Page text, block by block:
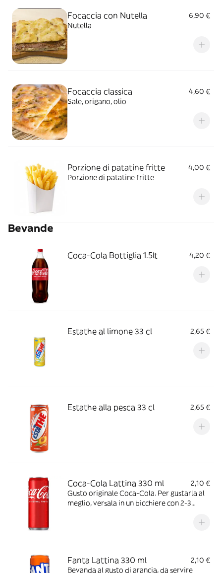
Focaccia con Nutella
6,90 €
Nutella
Focaccia classica
4,60 €
Sale, origano, olio
Porzione di patatine fritte
4,00 €
Porzione di patatine fritte
Bevande
Coca-Cola Bottiglia 1.5lt 4,20 €
Estathe al limone 33 cl 2,65 €
Estathe alla pesca 33 cl 2,65 €
Coca-Cola Lattina 330 ml
2,10 €
Gusto originale Coca-Cola. Per gustarla al
meglio, versala in un bicchiere con 2-3
Fanta Lattina 330 ml
2,10 €
Bevanda al gusto di arancia, da servire